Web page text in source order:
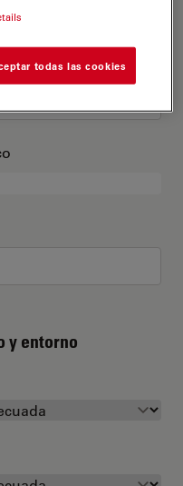
y entorno
todas las cookies